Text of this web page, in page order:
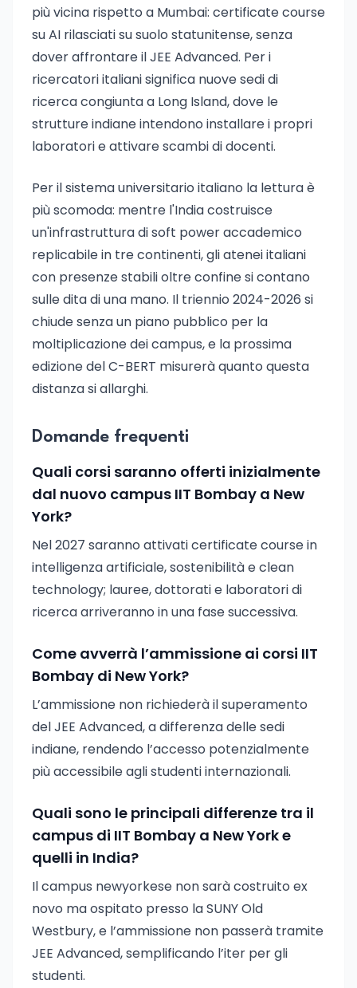
più vicina rispetto a Mumbai: certificate course
su AI rilasciati su suolo statunitense, senza
dover affrontare il JEE Advanced. Per i
ricercatori italiani significa nuove sedi di
ricerca congiunta a Long Island, dove le
strutture indiane intendono installare i propri
laboratori e attivare scambi di docenti.
Per il sistema universitario italiano la lettura è
più scomoda: mentre l'India costruisce
un'infrastruttura di soft power accademico
replicabile in tre continenti, gli atenei italiani
con presenze stabili oltre confine si contano
sulle dita di una mano. Il triennio 2024-2026 si
chiude senza un piano pubblico per la
moltiplicazione dei campus, e la prossima
edizione del C-BERT misurerà quanto questa
distanza si allarghi.
Domande frequenti
Quali corsi saranno offerti inizialmente
dal nuovo campus IIT Bombay a New
York?
Nel 2027 saranno attivati certificate course in
intelligenza artificiale, sostenibilità e clean
technology; lauree, dottorati e laboratori di
ricerca arriveranno in una fase successiva.
Come avverrà l’ammissione ai corsi IIT
Bombay di New York?
L’ammissione non richiederà il superamento
del JEE Advanced, a differenza delle sedi
indiane, rendendo l’accesso potenzialmente
più accessibile agli studenti internazionali.
Quali sono le principali differenze tra il
campus di IIT Bombay a New York e
quelli in India?
Il campus newyorkese non sarà costruito ex
novo ma ospitato presso la SUNY Old
Westbury, e l’ammissione non passerà tramite
JEE Advanced, semplificando l’iter per gli
studenti.